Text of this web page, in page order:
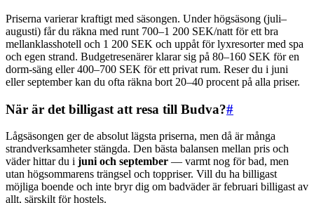
Priserna varierar kraftigt med säsongen. Under högsäsong (juli–
augusti) får du räkna med runt 700–1 200 SEK/natt för ett bra
mellanklasshotell och 1 200 SEK och uppåt för lyxresorter med spa
och egen strand. Budgetresenärer klarar sig på 80–160 SEK för en
dorm-säng eller 400–700 SEK för ett privat rum. Reser du i juni
eller september kan du ofta räkna bort 20–40 procent på alla priser.
När är det billigast att resa till Budva?#
Lågsäsongen ger de absolut lägsta priserna, men då är många
strandverksamheter stängda. Den bästa balansen mellan pris och
väder hittar du i juni och september — varmt nog för bad, men
utan högsommarens trängsel och toppriser. Vill du ha billigast
möjliga boende och inte bryr dig om badväder är februari billigast av
allt, särskilt för hostels.